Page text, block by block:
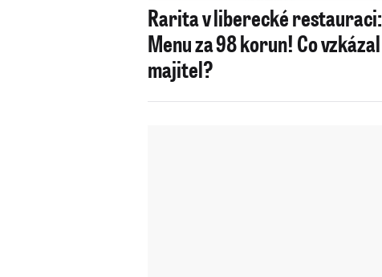
Rarita v liberecké restauraci:
Menu za 98 korun! Co vzkázal
majitel?